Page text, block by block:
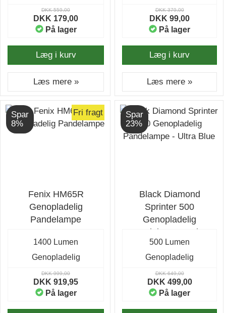
DKK 559,00
DKK 179,00
På lager
Læg i kurv
Læs mere »
DKK 379,00
DKK 99,00
På lager
Læg i kurv
Læs mere »
Spar
8%
Fri fragt
Fenix HM65R
Genopladelig
Pandelampe
1400 Lumen
Genopladelig
DKK 999,00
DKK 919,95
På lager
Spar
23%
Black Diamond
Sprinter 500
Genopladelig
Pandelampe - Ultra
Blue
500 Lumen
Genopladelig
DKK 649,00
DKK 499,00
På lager